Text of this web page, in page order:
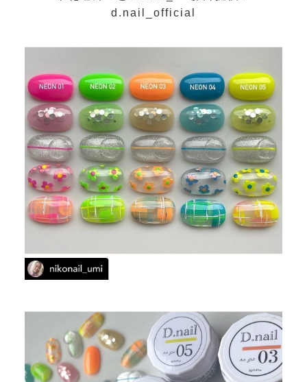
d.nail_official